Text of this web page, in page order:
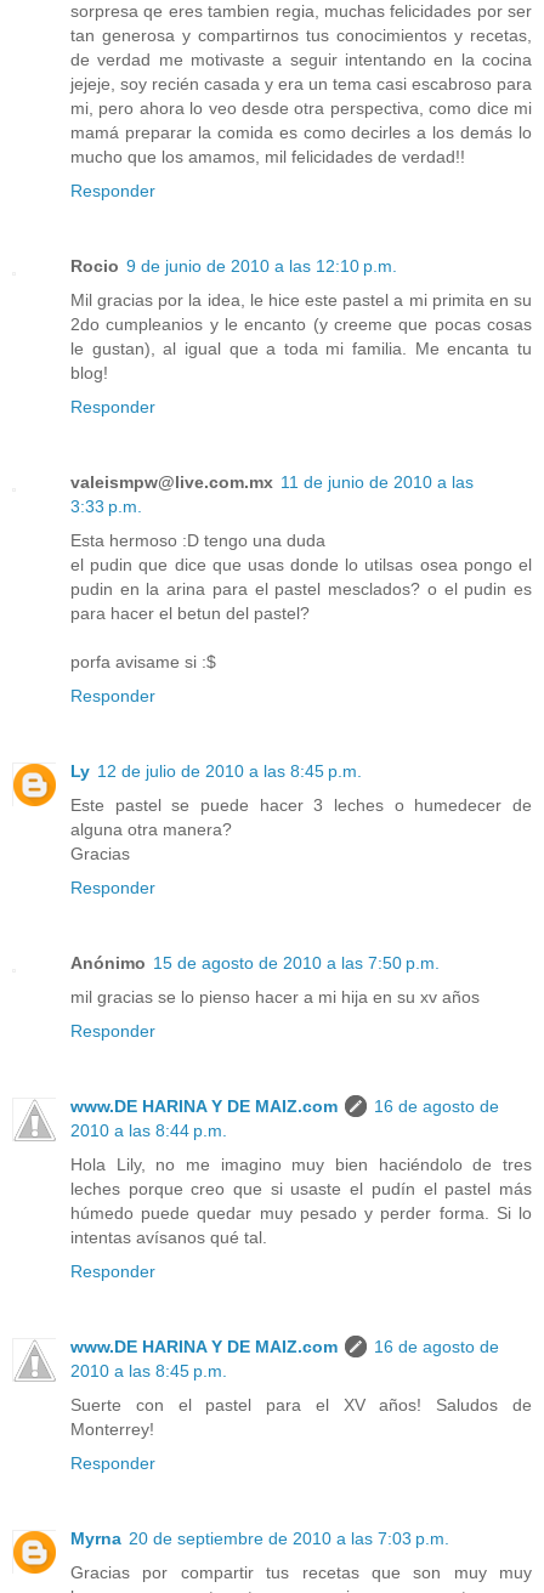
sorpresa qe eres tambien regia, muchas felicidades por ser
tan generosa y compartirnos tus conocimientos y recetas,
de verdad me motivaste a seguir intentando en la cocina
jejeje, soy recién casada y era un tema casi escabroso para
mi, pero ahora lo veo desde otra perspectiva, como dice mi
mamá preparar la comida es como decirles a los demás lo
mucho que los amamos, mil felicidades de verdad!!
Responder
Rocio 9 de junio de 2010 a las 12:10 p.m.
Mil gracias por la idea, le hice este pastel a mi primita en su
2do cumpleanios y le encanto (y creeme que pocas cosas
le gustan), al igual que a toda mi familia. Me encanta tu
blog!
Responder
valeismpw@live.com.mx 11 de junio de 2010 a las
3:33 p.m.
Esta hermoso :D tengo una duda
el pudin que dice que usas donde lo utilsas osea pongo el
pudin en la arina para el pastel mesclados? o el pudin es
para hacer el betun del pastel?
porfa avisame si :$
Responder
Ly 12 de julio de 2010 a las 8:45 p.m.
Este pastel se puede hacer 3 leches o humedecer de
alguna otra manera?
Gracias
Responder
Anónimo 15 de agosto de 2010 a las 7:50 p.m.
mil gracias se lo pienso hacer a mi hija en su xv años
Responder
www.DE HARINA Y DE MAIZ.com
16 de agosto de
2010 a las 8:44 p.m.
Hola Lily, no me imagino muy bien haciéndolo de tres
leches porque creo que si usaste el pudín el pastel más
húmedo puede quedar muy pesado y perder forma. Si lo
intentas avísanos qué tal.
Responder
www.DE HARINA Y DE MAIZ.com
16 de agosto de
2010 a las 8:45 p.m.
Suerte con el pastel para el XV años! Saludos de
Monterrey!
Responder
Myrna 20 de septiembre de 2010 a las 7:03 p.m.
Gracias por compartir tus recetas que son muy muy